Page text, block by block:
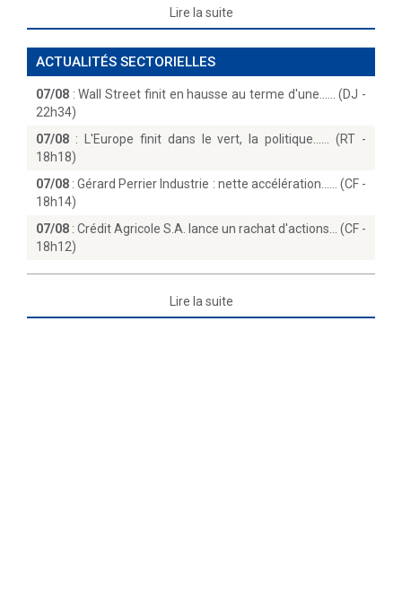
Lire la suite
ACTUALITÉS SECTORIELLES
07/08 :Wall Street finit en hausse au terme d'une...… (DJ -
22h34)
07/08 :
L'Europe finit dans le vert, la politique...… (RT -
18h18)
07/08 :Gérard Perrier Industrie : nette accélération...… (CF -
18h14)
07/08 : Crédit Agricole S.A. lance un rachat d'actions… (CF -
18h12)
Lire la suite